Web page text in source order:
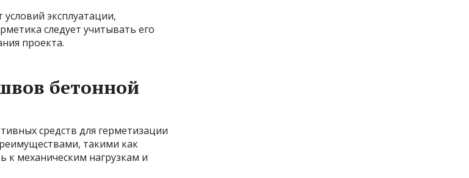
эксплуатации,
следует учитывать его
проекта.
бетонной
средств для герметизации
такими как
к механическим нагрузкам и